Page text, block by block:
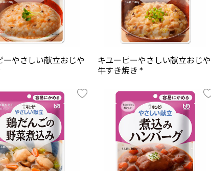
ーやさしい献立おじや
キユーピーやさしい献立おじや
牛すき焼き *